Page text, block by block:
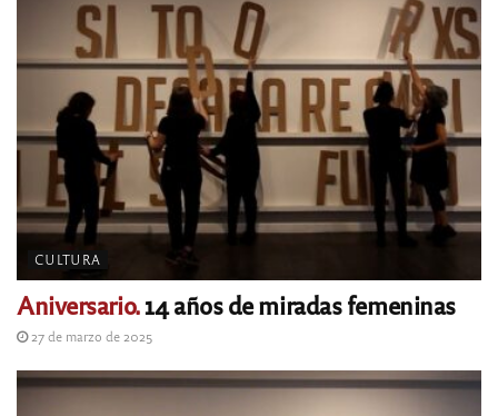
CULTURA
Aniversario.14 años de miradas femeninas
27 de marzo de 2025